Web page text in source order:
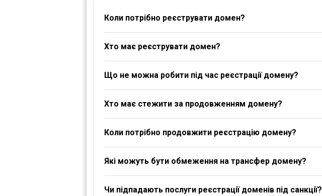
Коли потрібно реєструвати домен?
Хто має реєструвати домен?
Що не можна робити під час реєстрації домену?
Хто має стежити за продовженням домену?
Коли потрібно продовжити реєстрацію домену?
Які можуть бути обмеження на трансфер домену?
Чи підпадають послуги реєстрації доменів під санкції?